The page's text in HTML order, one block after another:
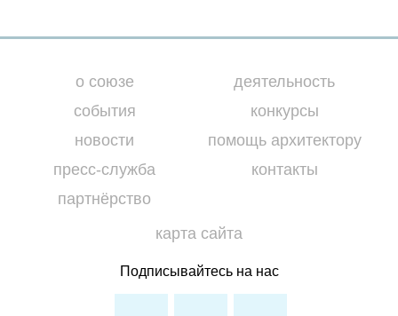
о союзе
события
новости
пресс-служба
партнёрство
деятельность
конкурсы
помощь архитектору
контакты
карта сайта
Подписывайтесь на нас